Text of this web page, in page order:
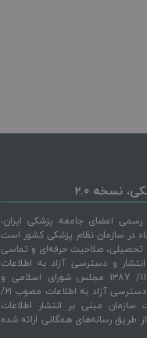
نسخه 2.0
رسمی اعضای جامعه پزشکی ایران،
در سازمان نظام پزشکی کشور است
صلاحیت حرفه‌ای و تماسی
و دسترسی آزاد به اطلاعات
مصوب جلسه علنی مورخ 6/ 11/ ۱۳87 مجلس شورای اسلامی و
آیین‌نامه اجرایی قانون انتشار و دسترسی آزاد به اطلاعات مصوب ۲۱/
سازمان مبنی بر انتشار اطلاعات
طریق رسانه‌های همگانی ارائه شده